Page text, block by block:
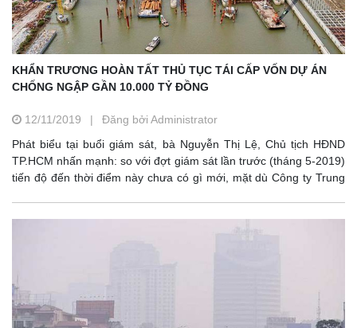
KHẨN TRƯƠNG HOÀN TẤT THỦ TỤC TÁI CẤP VỐN DỰ ÁN
CHỐNG NGẬP GẦN 10.000 TỶ ĐỒNG
12/11/2019 | Đăng bởi Administrator
Phát biểu tại buổi giám sát, bà Nguyễn Thị Lệ, Chủ tịch HĐND
TP.HCM nhấn mạnh: so với đợt giám sát lần trước (tháng 5-2019)
tiến độ đến thời điểm này chưa có gì mới, mặt dù Công ty Trung